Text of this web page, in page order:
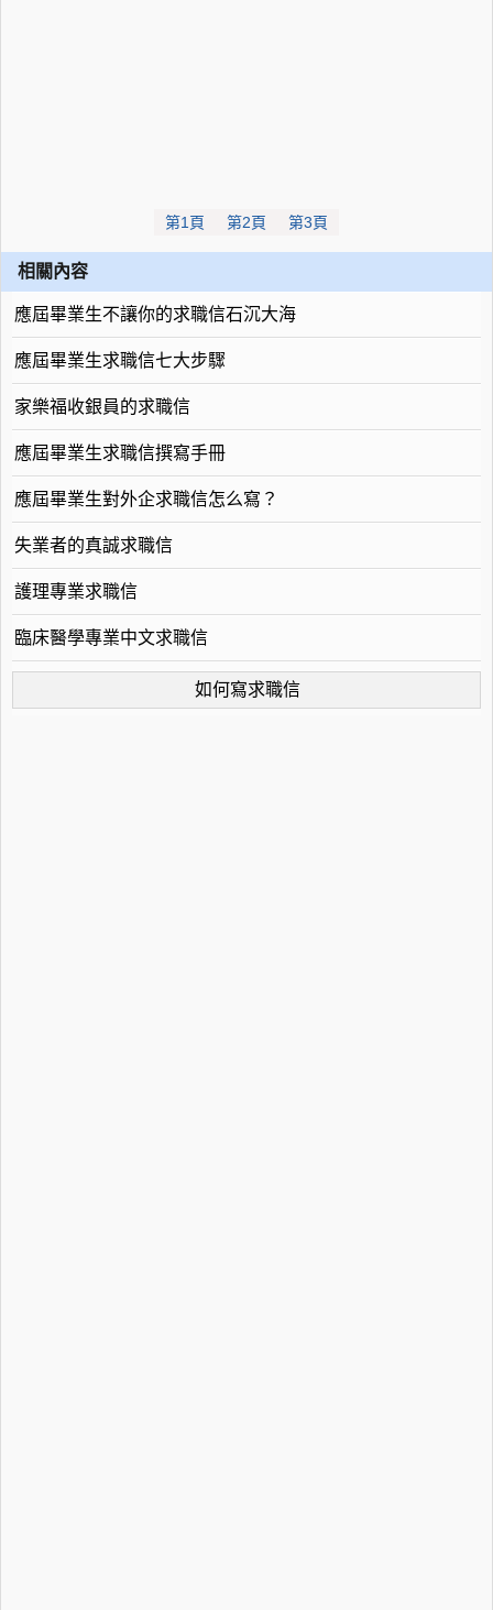
第1頁 第2頁 第3頁
相關內容
應屆畢業生不讓你的求職信石沉大海
應屆畢業生求職信七大步驟
家樂福收銀員的求職信
應屆畢業生求職信撰寫手冊
應屆畢業生對外企求職信怎么寫？
失業者的真誠求職信
護理專業求職信
臨床醫學專業中文求職信
如何寫求職信